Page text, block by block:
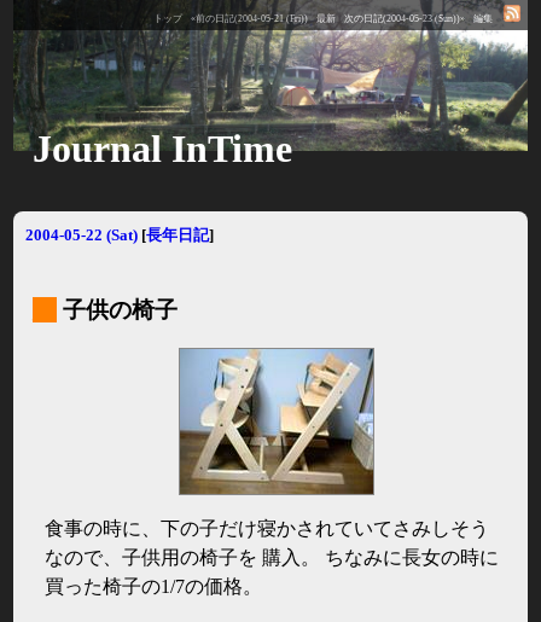
トップ «前の日記(2004-05-21 (Fri)) 最新 次の日記(2004-05-23 (Sun))» 編集
Journal InTime
2004-05-22 (Sat) [長年日記]
子供の椅子
食事の時に、下の子だけ寝かされていてさみしそう
なので、子供用の椅子を 購入。 ちなみに長女の時に
買った椅子の1/7の価格。